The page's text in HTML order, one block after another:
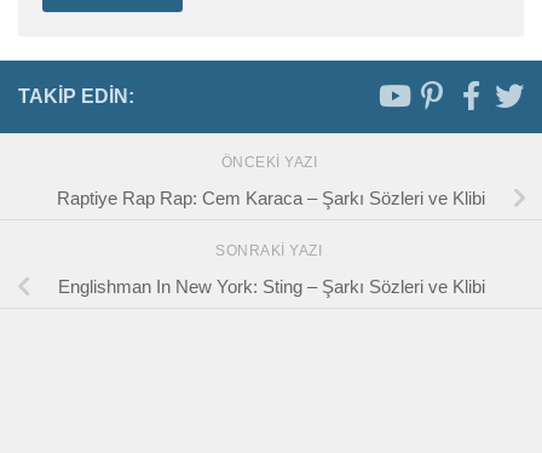
TAKIP EDIN:
ÖNCEKI YAZI
Raptiye Rap Rap: Cem Karaca – Şarkı Sözleri ve Klibi
SONRAKI YAZI
Englishman In New York: Sting – Şarkı Sözleri ve Klibi